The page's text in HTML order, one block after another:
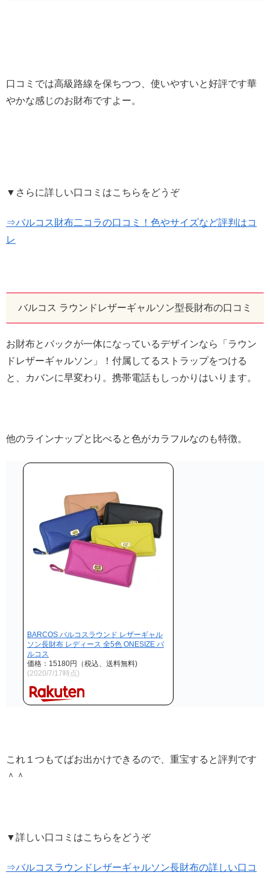
口コミでは高級路線を保ちつつ、使いやすいと好評です華
やかな感じのお財布ですよー。
▼さらに詳しい口コミはこちらをどうぞ
⇒バルコス財布二コラの口コミ！色やサイズなど評判はコ
レ
バルコス ラウンドレザーギャルソン型長財布の口コミ
お財布とバックが一体になっているデザインなら「ラウン
ドレザーギャルソン」！付属してるストラップをつける
と、カバンに早変わり。携帯電話もしっかりはいります。
他のラインナップと比べると色がカラフルなのも特徴。
BARCOS バルコスラウンド レザーギャル
ソン長財布 レディース 全5色 ONESIZE バ
ルコス
価格：15180円（税込、送料無料)
(2020/7/17時点)
これ１つもてばお出かけできるので、重宝すると評判です
＾＾
▼詳しい口コミはこちらをどうぞ
⇒バルコスラウンドレザーギャルソン長財布の詳しい口コ